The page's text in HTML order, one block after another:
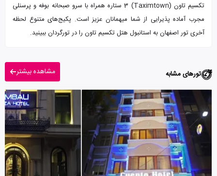
تکسیم تاون (Taximtown) 3 ستاره همراه با سرو صبحانه بوفه و پرسنلی
مجرب آماده پذیرایی از شما میهمانان عزیز است. پکیج‌های متنوع لحظه
آخری تور اصفهان به استانبول هتل تکسیم تاون را در تورگردان ببینید.
تورهای مشابه مشاهده بیشتر